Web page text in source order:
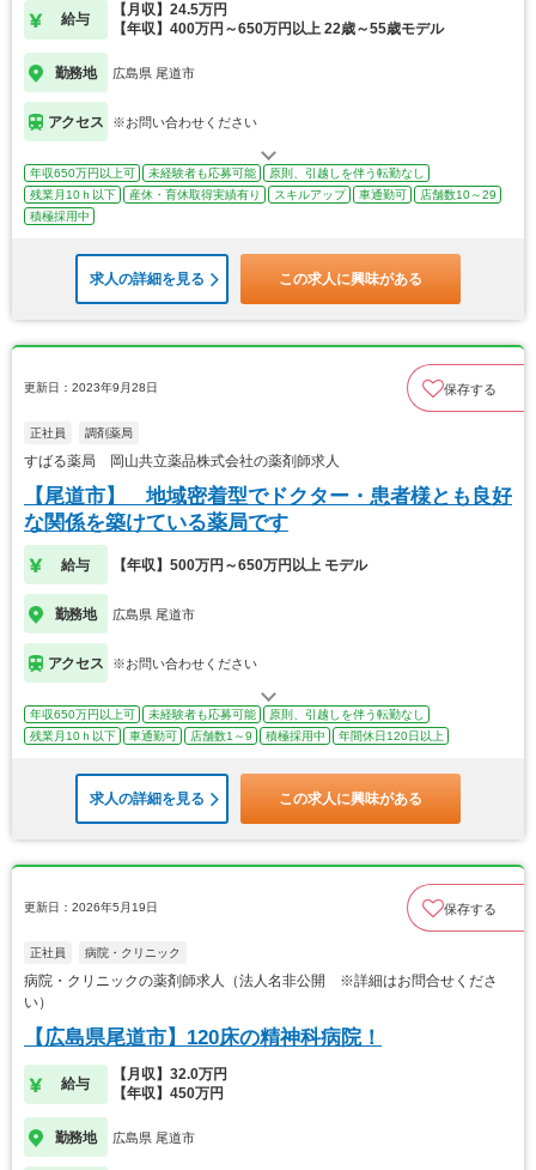
給与
【月収】24.5万円
【年収】400万円～650万円以上 22歳～55歳モデル
勤務地 広島県 尾道市
アクセス ※お問い合わせください
年収650万円以上可 未経験者も応募可能
原則、引越しを伴う転勤なし
残業月10ｈ以下
産休・育休取得実績有り スキルアップ 車通勤可
店舗数10～29
積極採用中
求人の詳細を見る この求人に興味がある
更新日：2023年9月28日 保存する
正社員 調剤薬局
すばる薬局 岡山共立薬品株式会社の薬剤師求人
【尾道市】 地域密着型でドクター・患者様とも良好
な関係を築けている薬局です
給与 【年収】500万円～650万円以上 モデル
勤務地 広島県 尾道市
アクセス ※お問い合わせください
年収650万円以上可 未経験者も応募可能
原則、引越しを伴う転勤なし
残業月10ｈ以下
車通勤可 店舗数1～9 積極採用中 年間休日120日以上
求人の詳細を見る この求人に興味がある
更新日：2026年5月19日 保存する
正社員 病院・クリニック
病院・クリニックの薬剤師求人（法人名非公開 ※詳細はお問合せくださ
い）
【広島県尾道市】120床の精神科病院！
給与
【月収】32.0万円
【年収】450万円
勤務地 広島県 尾道市